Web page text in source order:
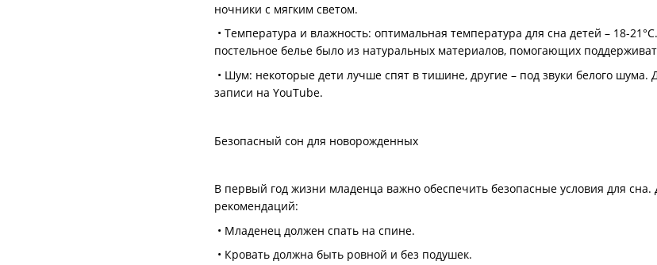
ночники с мягким светом.
• Температура и влажность: оптимальная температура для сна детей – 18-
постельное белье было из натуральных материалов, помогающих
• Шум: некоторые дети лучше спят в тишине, другие – под звуки белого
записи на YouTube.
Безопасный сон для новорожденных
В первый год жизни младенца важно обеспечить безопасные условия для
рекомендаций:
• Младенец должен спать на спине.
• Кровать должна быть ровной и без подушек.